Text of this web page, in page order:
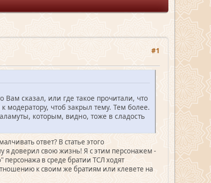
#1
Вам сказал, или где такое прочитали, что
модератору, чтоб закрыл тему. Тем более.
которым, видно, тоже в сладость
ответ? В статье этого
я доверил свою жизнь! Я с этим персонажем -
в среде братии ТСЛ ходят
к своим же братиям или клевете на